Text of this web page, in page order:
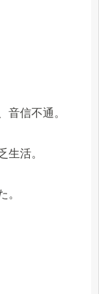
音信不通。
生活。
。